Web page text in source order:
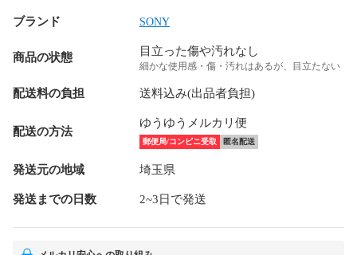
ブランド SONY
商品の状態 目立った傷や汚れなし
細かな使用感・傷・汚れはあるが、目立たない
配送料の負担 送料込み(出品者負担)
配送の方法
ゆうゆうメルカリ便
郵便局/コンビニ受取 匿名配送
発送元の地域 埼玉県
発送までの日数 2~3日で発送